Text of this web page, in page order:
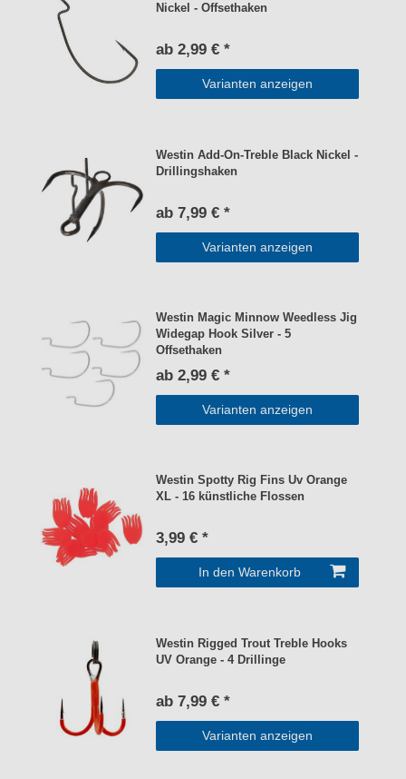
Nickel - Offsethaken
ab 2,99 € *
Varianten anzeigen
Westin Add-On-Treble Black Nickel -
Drillingshaken
ab 7,99 € *
Varianten anzeigen
Westin Magic Minnow Weedless Jig
Widegap Hook Silver - 5
Offsethaken
ab 2,99 € *
Varianten anzeigen
Westin Spotty Rig Fins Uv Orange
XL - 16 künstliche Flossen
3,99 € *
In den Warenkorb
Westin Rigged Trout Treble Hooks
UV Orange - 4 Drillinge
ab 7,99 € *
Varianten anzeigen